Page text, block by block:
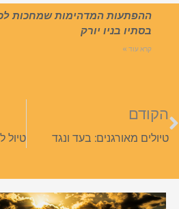
ההפתעות המדהימות שמחכות לכם
בסתיו בניו יורק
קרא עוד »
הקודם
טיולים מאורגנים: בעד ונגד